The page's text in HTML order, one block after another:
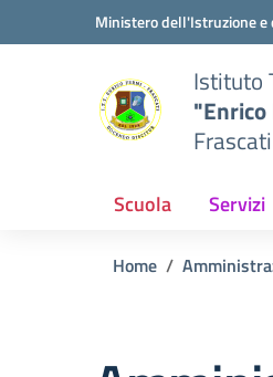
Vai ai contenuti
Vai al menu di navigazione
Ministero dell'Istruzione e
Istituto
Frascati
Scuola Servizi
Home